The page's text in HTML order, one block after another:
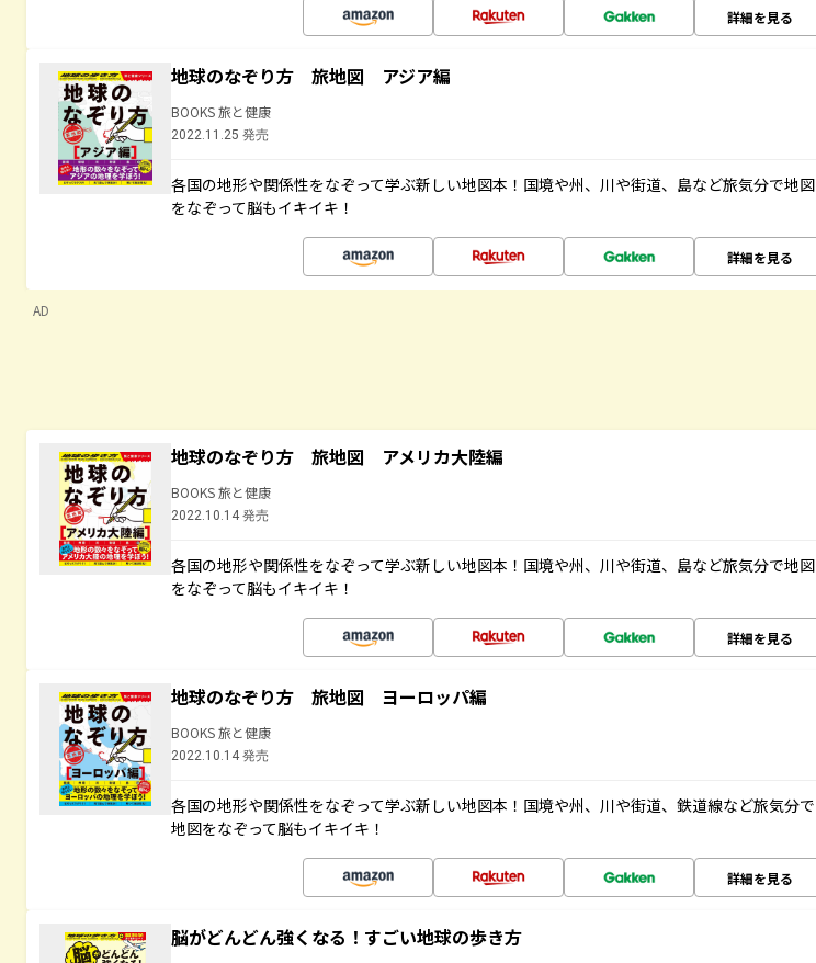
詳細を見る
地球のなぞり方 旅地図 アジア編
BOOKS 旅と健康
2022.11.25 発売
各国の地形や関係性をなぞって学ぶ新しい地図本！国境や州、川や街道、島など旅気分で地図
をなぞって脳もイキイキ！
詳細を見る
AD
地球のなぞり方 旅地図 アメリカ大陸編
BOOKS 旅と健康
2022.10.14 発売
各国の地形や関係性をなぞって学ぶ新しい地図本！国境や州、川や街道、島など旅気分で地図
をなぞって脳もイキイキ！
詳細を見る
地球のなぞり方 旅地図 ヨーロッパ編
BOOKS 旅と健康
2022.10.14 発売
各国の地形や関係性をなぞって学ぶ新しい地図本！国境や州、川や街道、鉄道線など旅気分で
地図をなぞって脳もイキイキ！
詳細を見る
脳がどんどん強くなる！すごい地球の歩き方